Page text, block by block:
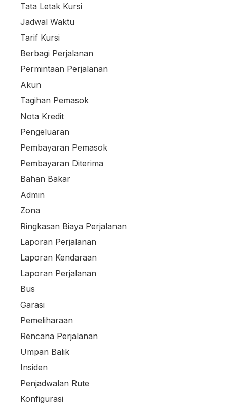
Tata Letak Kursi
Jadwal Waktu
Tarif Kursi
Berbagi Perjalanan
Permintaan Perjalanan
Akun
Tagihan Pemasok
Nota Kredit
Pengeluaran
Pembayaran Pemasok
Pembayaran Diterima
Bahan Bakar
Admin
Zona
Ringkasan Biaya Perjalanan
Laporan Perjalanan
Laporan Kendaraan
Laporan Perjalanan
Bus
Garasi
Pemeliharaan
Rencana Perjalanan
Umpan Balik
Insiden
Penjadwalan Rute
Konfigurasi